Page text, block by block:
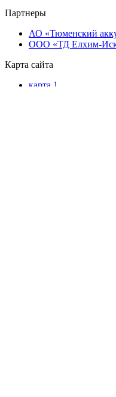
Партнеры
АО «Тюменский
ООО «ТД Елхим-
Карта сайта
карта 1